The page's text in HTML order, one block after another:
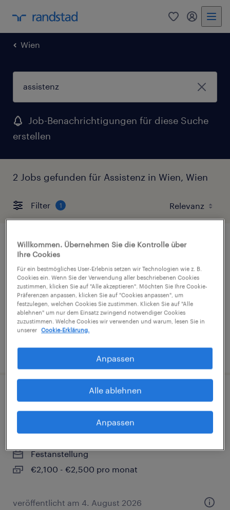
0 Mein
Wien
Job-Benachrichtigungen für diese Suche
erstellen
2 Jobs gefunden für Assistenz in Wien, Wien
Filter 1
Allrounder im Marketing & Team-
Wien, Wien
Festanstellung
€1,500 - €2,200 pro monat
veröffentlicht am 17. Juni 2026
Studentische Unterstützung / Support
Marketing & Sales (m/w/d)
Festanstellung
€2,100 - €2,500 pro monat
veröffentlicht am 4. August 2026
Willkommen. Übernehmen Sie die Kontrolle über
Ihre Cookies
Für ein bestmögliches User-Erlebnis setzen wir Technologien wie z. B.
Cookies ein. Wenn Sie der Verwendung aller beschriebenen Cookies
zustimmen, klicken Sie auf "Alle akzeptieren". Möchten Sie Ihre Cookie-
Präferenzen anpassen, klicken Sie auf "Cookies anpassen", um
festzulegen, welchen Cookies Sie zustimmen. Klicken Sie auf "Alle
ablehnen" um nur dem Einsatz zwingend notwendiger Cookies
zuzustimmen. Welche Cookies wir verwenden und warum, lesen Sie in
unserer
Cookie-Erklärung.
Anpassen
Alle ablehnen
Anpassen